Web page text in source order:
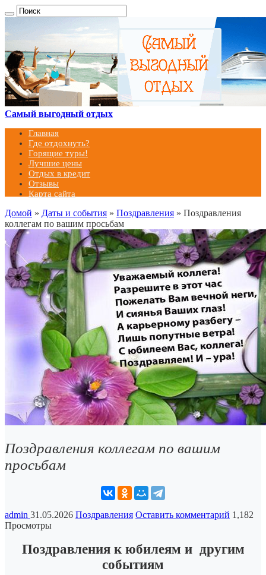
Самый выгодный отдых
Главная
Где отдохнуть?
Горящие туры!
Лучшие цены
Отдых в кредит
Отзывы
Карта сайта
Домой » Даты и события » Поздравления » Поздравления
коллегам по вашим просьбам
Поздравления коллегам по вашим
просьбам
admin 31.05.2026 Поздравления Оставить комментарий 1,182
Просмотры
Поздравления к юбилеям и другим
событиям